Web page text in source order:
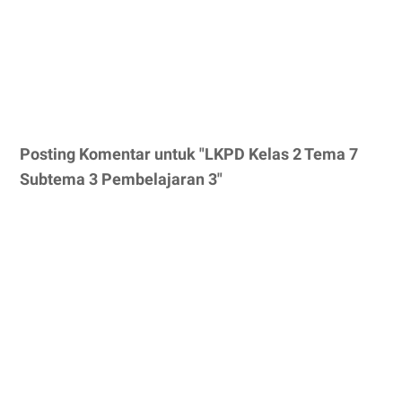
Posting Komentar untuk "LKPD Kelas 2 Tema 7
Subtema 3 Pembelajaran 3"